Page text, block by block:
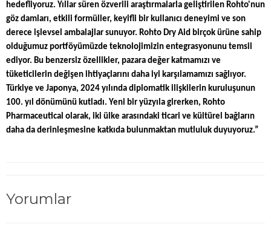
hedefliyoruz. Yıllar süren özverili araştırmalarla geliştirilen Rohto'nun
göz damları, etkili formüller, keyifli bir kullanıcı deneyimi ve son
derece işlevsel ambalajlar sunuyor. Rohto Dry Aid birçok ürüne sahip
olduğumuz portföyümüzde teknolojimizin entegrasyonunu temsil
ediyor. Bu benzersiz özellikler, pazara değer katmamızı ve
tüketicilerin değişen ihtiyaçlarını daha iyi karşılamamızı sağlıyor.
Türkiye ve Japonya, 2024 yılında diplomatik ilişkilerin kuruluşunun
100. yıl dönümünü kutladı. Yeni bir yüzyıla girerken, Rohto
Pharmaceutical olarak, iki ülke arasındaki ticari ve kültürel bağların
daha da derinleşmesine katkıda bulunmaktan mutluluk duyuyoruz.”
Yorumlar